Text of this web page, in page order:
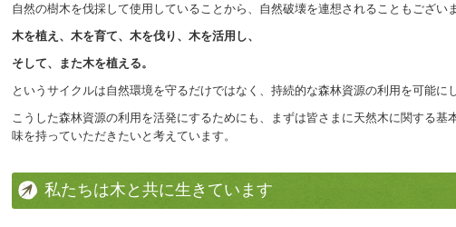
自然の樹木を伐採して使用していることから、自然破壊を連想されることもござい
木を植え、木を育て、木を伐り、木を活用し、
そして、また木を植える。
というサイクルは自然環境を守るだけではなく、持続的な森林資源の利用を可能に
こうした森林資源の利用を活発にするためにも、まずは皆さまに天然木に関する
味を持っていただきたいと考えています。
私たちは木と共に生きています